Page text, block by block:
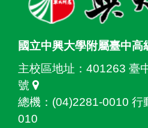
國立中興大學附屬臺中高
主校區地址： 401263 臺
號
總機：(04)2281-0010 行
010